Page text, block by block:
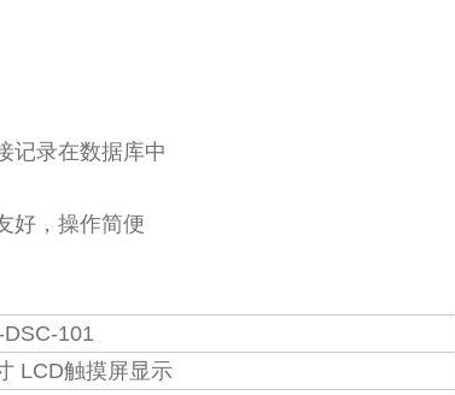
记录在数据库中
好，操作简便
DSC-101
LCD触摸屏显示